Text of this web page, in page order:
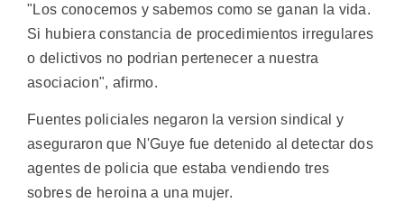
"Los conocemos y sabemos como se ganan la vida.
Si hubiera constancia de procedimientos irregulares
o delictivos no podrian pertenecer a nuestra
asociacion", afirmo.
Fuentes policiales negaron la version sindical y
aseguraron que N'Guye fue detenido al detectar dos
agentes de policia que estaba vendiendo tres
sobres de heroina a una mujer.